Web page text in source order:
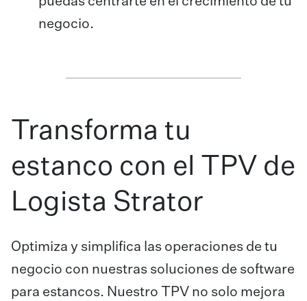
negocio.
Transforma tu
estanco con el TPV de
Logista Strator
Optimiza y simplifica las operaciones de tu
negocio con nuestras soluciones de software
para estancos. Nuestro TPV no solo mejora